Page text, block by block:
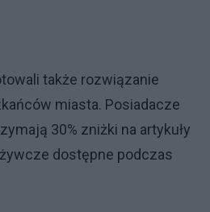
także rozwiązanie
miasta. Posiadacze
30% zniżki na artykuły
dostępne podczas